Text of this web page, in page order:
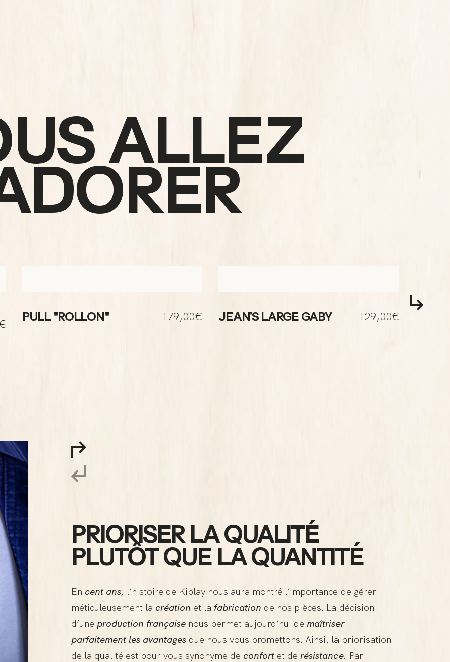
ALLEZ
PULL "ROLLON" 179,00€ JEAN’S LARGE GABY 129,00€
PRIORISER LA QUALITÉ
PLUTÔT QUE LA QUANTITÉ
En cent ans, l’histoire de Kiplay nous aura montré l’importance de gérer
méticuleusement la création et la fabrication de nos pièces. La décision
d’une production françaisenous permet aujourd’hui de maîtriser
parfaitement les avantagesque nous vous promettons. Ainsi, la priorisation
de la qualité est pour vous synonyme de confortet de résistance. Par